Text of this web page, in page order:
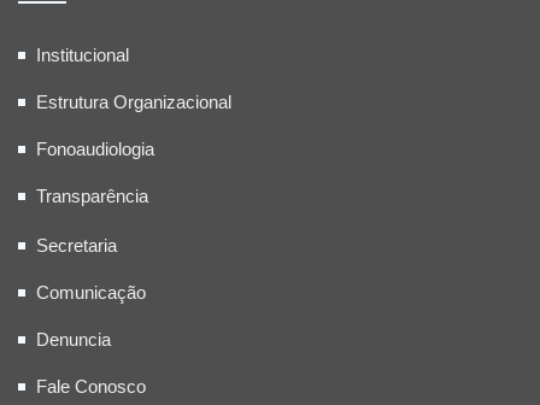
Institucional
Estrutura Organizacional
Fonoaudiologia
Transparência
Secretaria
Comunicação
Denuncia
Fale Conosco